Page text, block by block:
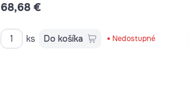
68,68 €
ks Do košíka Nedostupné